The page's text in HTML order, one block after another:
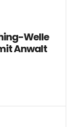
Welle
Anwalt